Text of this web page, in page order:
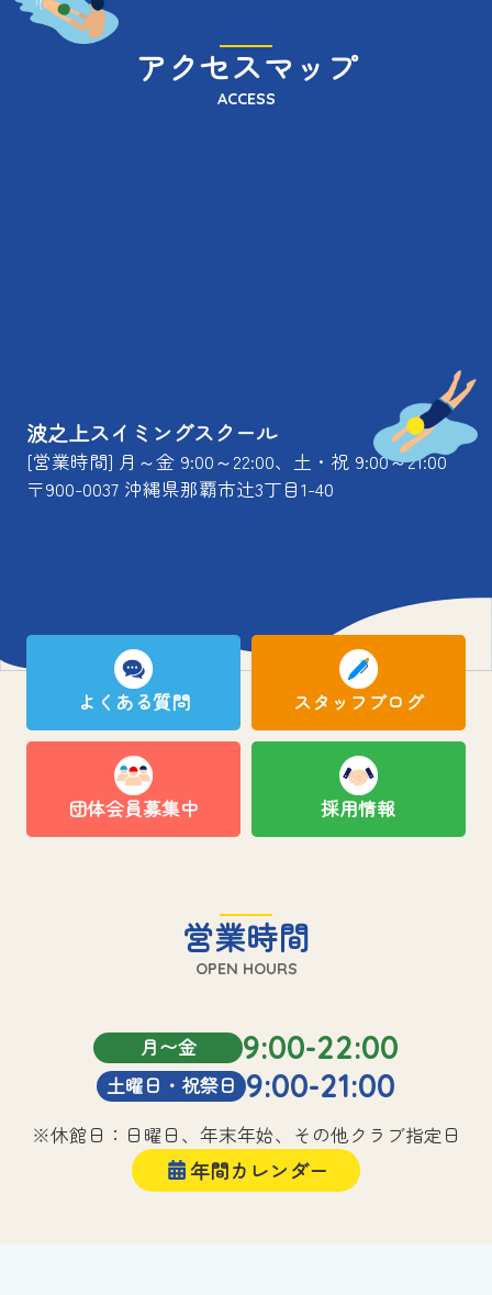
アクセスマップ
ACCESS
波之上スイミングスクール
[営業時間] 月～金 9:00～22:00、土・祝 9:00～21:00
〒900-0037 沖縄県那覇市辻3丁目1-40
よくある質問 スタッフブログ
団体会員募集中 採用情報
営業時間
OPEN HOURS
月〜金 9:00-22:00
土曜日・祝祭日 9:00-21:00
※休館日：日曜日、年末年始、その他クラブ指定日
年間カレンダー